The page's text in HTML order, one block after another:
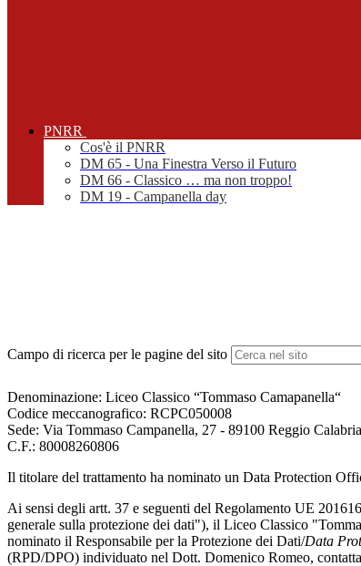
PNRR
Cos'è il PNRR
DM 65 - Una Finestra Verso il Futuro
DM 66 - Classico … ma non troppo!
DM 19 - Campanella day
Campo di ricerca per le pagine del sito
Denominazione: Liceo Classico “Tommaso Camapanella“
Codice meccanografico: RCPC050008
Sede: Via Tommaso Campanella, 27 - 89100 Reggio
C.F.: 80008260806
Il titolare del trattamento ha nominato un Data Protection
Ai sensi degli artt. 37 e seguenti del Regolamento UE
generale sulla protezione dei dati"), il Liceo Classico
nominato il Responsabile per la Protezione dei Dati/Data
(RPD/DPO) individuato nel Dott. Domenico Romeo,